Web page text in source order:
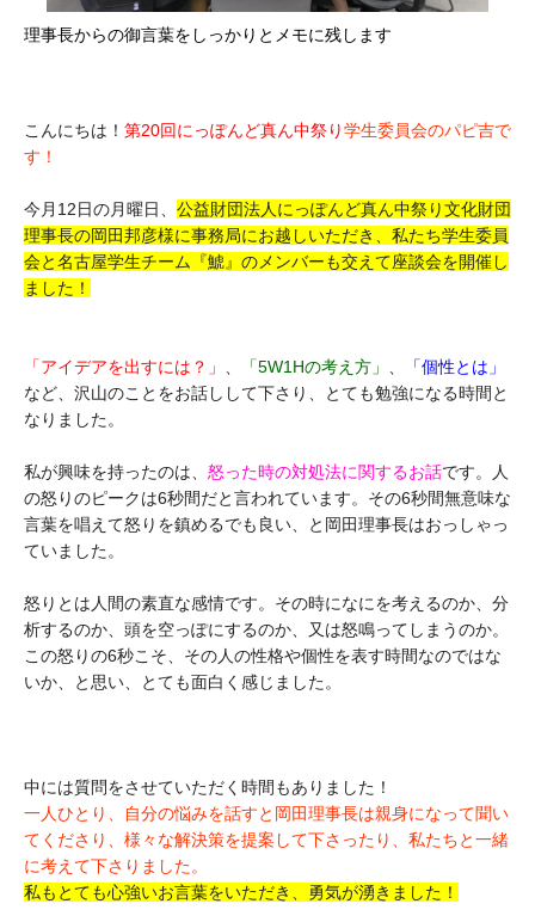
理事長からの御言葉をしっかりとメモに残します
こんにちは！ 第20回にっぽんど真ん中祭り学生委員会のパピ吉で
す！
今月12日の月曜日、 公益財団法人にっぽんど真ん中祭り文化財団
理事長の岡田邦彦様に事務局にお越しいただき、私たち学生委員
会と名古屋学生チーム『鯱』のメンバーも交えて座談会を開催し
ました！
「アイデアを出すには？」 、 「5W1Hの考え方」 、
「個性とは」
など、沢山のことをお話しして下さり、とても勉強になる時間と
なりました。
私が興味を持ったのは、 怒った時の対処法に関するお話です。人
の怒りのピークは6秒間だと言われています。その6秒間無意味な
言葉を唱えて怒りを鎮めるでも良い、と岡田理事長はおっしゃっ
ていました。
怒りとは人間の素直な感情です。その時になにを考えるのか、分
析するのか、頭を空っぽにするのか、又は怒鳴ってしまうのか。
この怒りの6秒こそ、その人の性格や個性を表す時間なのではな
いか、と思い、とても面白く感じました。
中には質問をさせていただく時間もありました！
一人ひとり、自分の悩みを話すと岡田理事長は親身になって聞い
てくださり、様々な解決策を提案して下さったり、私たちと一緒
に考えて下さりました。
私もとても心強いお言葉をいただき、勇気が湧きました！